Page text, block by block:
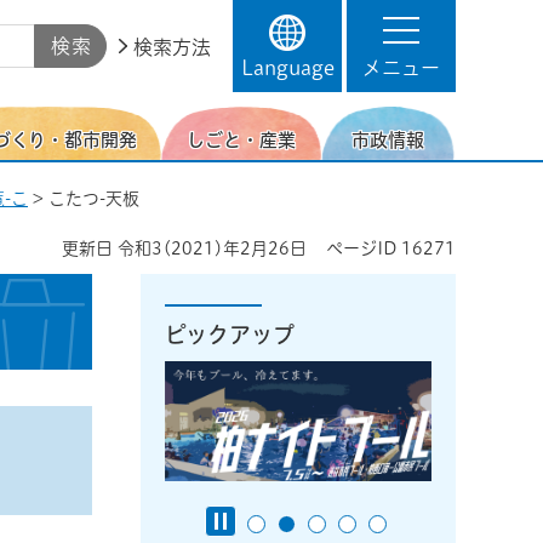
検索方法
Language
メニュー
くり・都市開発 しごと・産業 市政情報
こ > こたつ-天板
更新日 令和3(2021)年2月26日 ページID 16271
ピックアップ